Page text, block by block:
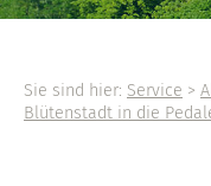
Sie sind hier: Service >
Blütenstadt in die